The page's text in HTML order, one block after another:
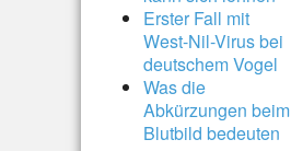
Erster Fall mit
West-Nil-Virus bei
deutschem Vogel
Was die
Abkürzungen beim
Blutbild bedeuten